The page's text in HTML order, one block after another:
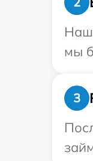
Наш
мы
3